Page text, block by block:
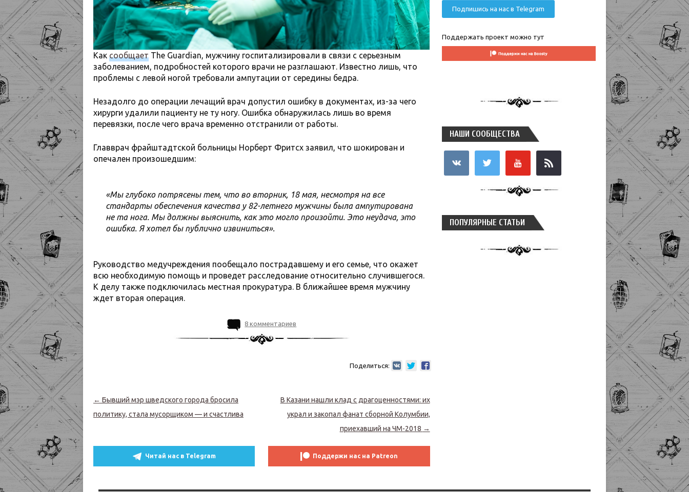
Как сообщает The Guardian, мужчину госпитализировали в связи с серьезным
заболеванием, подробностей которого врачи не разглашают. Известно лишь, что
проблемы с левой ногой требовали ампутации от середины бедра.
Незадолго до операции лечащий врач допустил ошибку в документах, из-за чего
хирурги удалили пациенту не ту ногу. Ошибка обнаружилась лишь во время
перевязки, после чего врача временно отстранили от работы.
Главврач фрайштадтской больницы Норберт Фритсх заявил, что шокирован и
опечален произошедшим:
«Мы глубоко потрясены тем, что во вторник, 18 мая, несмотря на все
стандарты обеспечения качества у 82-летнего мужчины была ампутирована
не та нога. Мы должны выяснить, как это могло произойти. Это неудача, это
ошибка. Я хотел бы публично извиниться».
Руководство медучреждения пообещало пострадавшему и его семье, что окажет
всю необходимую помощь и проведет расследование относительно случившегося.
К делу также подключилась местная прокуратура. В ближайшее время мужчину
ждет вторая операция.
8 комментариев
Поделиться:
Навигация по записям
← Бывший мэр шведского города бросила
политику, стала мусорщиком — и счастлива
В Казани нашли клад с драгоценностями: их
украл и закопал фанат сборной Колумбии,
приехавший на ЧМ-2018 →
Читай нас в Telegram Поддержи нас на Patreon
Подпишись на нас в Telegram
Поддержать проект можно тут
НАШИ СООБЩЕСТВА
ПОПУЛЯРНЫЕ СТАТЬИ